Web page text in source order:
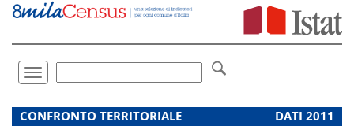
Vai
direttamente
Toggle
navigation
.
CONFRONTO TERRITORIALE DATI 2011